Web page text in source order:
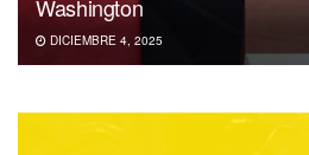
Washington
DICIEMBRE 4, 2025